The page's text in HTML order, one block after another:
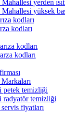
yerden
yüksek
kodları
kodları
kodları
kodları
petek temizliği
radyatör temizliği
fiyatları